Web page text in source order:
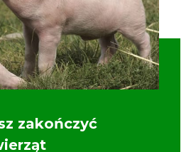
zakończyć